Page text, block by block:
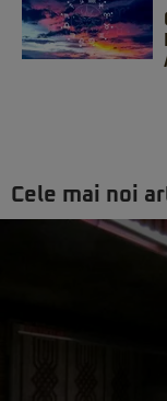
Cele mai noi